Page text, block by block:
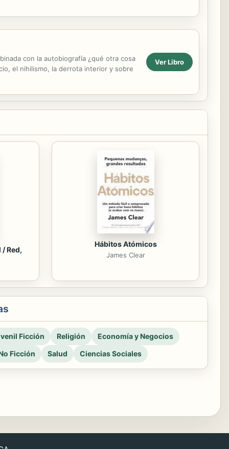
con la autobiografía ¿qué otra cosa
el nihilismo, la derrota interior y sobre
Ver Libro
Red,
Hábitos Atómicos
James Clear
Ficción Religión
Economía y Negocios
Ficción
Salud Ciencias Sociales